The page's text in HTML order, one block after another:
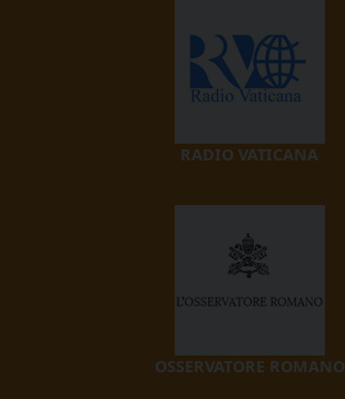
RADIO VATICANA
OSSERVATORE ROMANO